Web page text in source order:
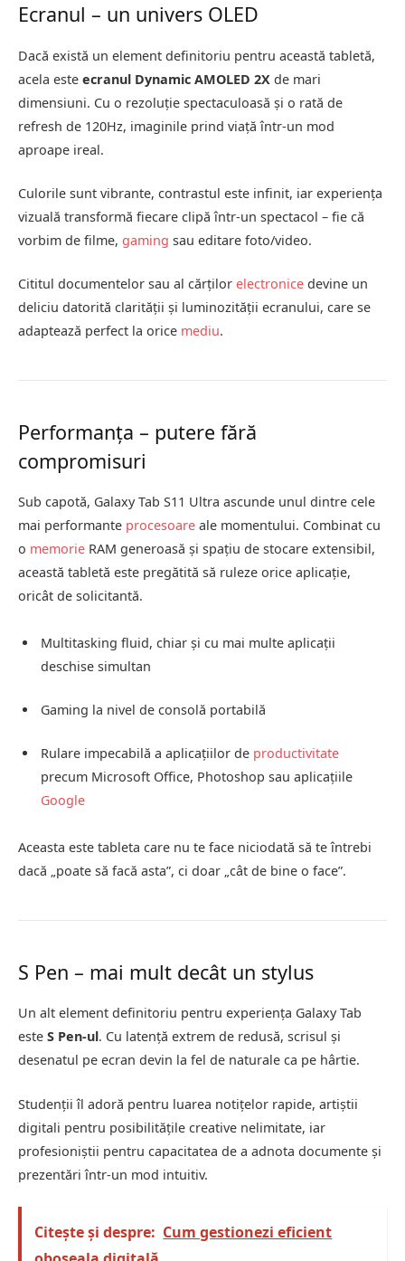
Ecranul – un univers OLED
Dacă există un element definitoriu pentru această tabletă,
acela este ecranul Dynamic AMOLED 2X de mari
dimensiuni. Cu o rezoluție spectaculoasă și o rată de
refresh de 120Hz, imaginile prind viață într-un mod
aproape ireal.
Culorile sunt vibrante, contrastul este infinit, iar experiența
vizuală transformă fiecare clipă într-un spectacol – fie că
vorbim de filme, gaming sau editare foto/video.
Cititul documentelor sau al cărților electronice devine un
deliciu datorită clarității și luminozității ecranului, care se
adaptează perfect la orice mediu.
Performanța – putere fără
compromisuri
Sub capotă, Galaxy Tab S11 Ultra ascunde unul dintre cele
mai performante procesoare ale momentului. Combinat cu
o memorie RAM generoasă și spațiu de stocare extensibil,
această tabletă este pregătită să ruleze orice aplicație,
oricât de solicitantă.
Multitasking fluid, chiar și cu mai multe aplicații
deschise simultan
Gaming la nivel de consolă portabilă
Rulare impecabilă a aplicațiilor de productivitate
precum Microsoft Office, Photoshop sau aplicațiile
Google
Aceasta este tableta care nu te face niciodată să te întrebi
dacă „poate să facă asta”, ci doar „cât de bine o face”.
S Pen – mai mult decât un stylus
Un alt element definitoriu pentru experiența Galaxy Tab
este S Pen-ul. Cu latență extrem de redusă, scrisul și
desenatul pe ecran devin la fel de naturale ca pe hârtie.
Studenții îl adoră pentru luarea notițelor rapide, artiștii
digitali pentru posibilitățile creative nelimitate, iar
profesioniștii pentru capacitatea de a adnota documente și
prezentări într-un mod intuitiv.
Citește și despre: Cum gestionezi eficient